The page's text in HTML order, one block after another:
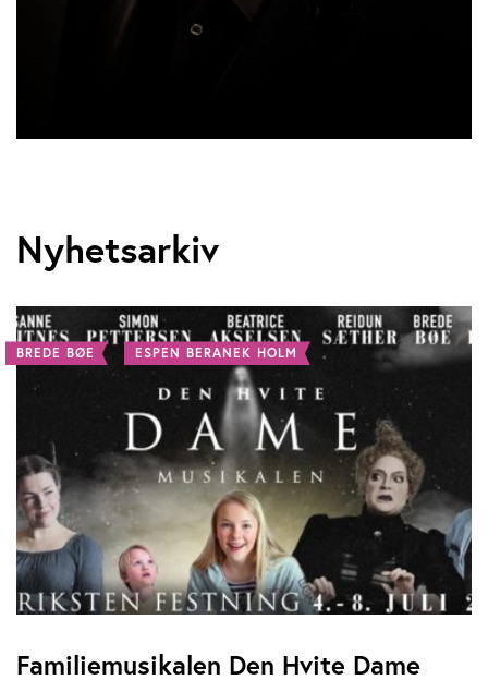
Nyhetsarkiv
BREDE BØE ESPEN BERANEK HOLM
Familiemusikalen Den Hvite Dame